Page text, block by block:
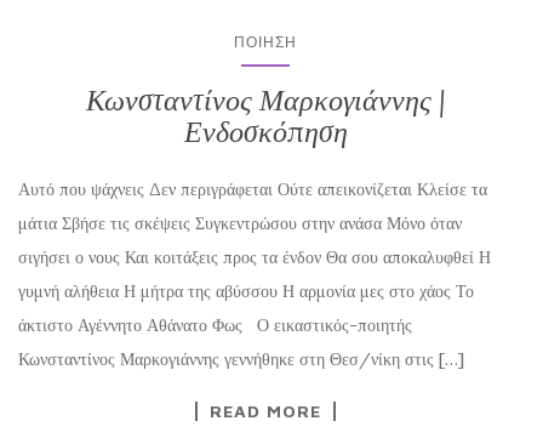
ΠΟΊΗΣΗ
Κωνσταντίνος Μαρκογιάννης |
Ενδοσκόπηση
Αυτό που ψάχνεις Δεν περιγράφεται Ούτε απεικονίζεται Κλείσε τα
μάτια Σβήσε τις σκέψεις Συγκεντρώσου στην ανάσα Μόνο όταν
σιγήσει ο νους Και κοιτάξεις προς τα ένδον Θα σου αποκαλυφθεί Η
γυμνή αλήθεια Η μήτρα της αβύσσου Η αρμονία μες στο χάος Το
άκτιστο Αγέννητο Αθάνατο Φως Ο εικαστικός-ποιητής
Κωνσταντίνος Μαρκογιάννης γεννήθηκε στη Θεσ/νίκη στις […]
READ MORE